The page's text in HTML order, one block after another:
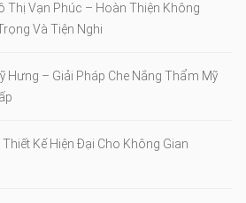
Thị Vạn Phúc – Hoàn Thiện Không
Và Tiện Nghi
Hưng – Giải Pháp Che Nắng Thẩm Mỹ
Kế Hiện Đại Cho Không Gian